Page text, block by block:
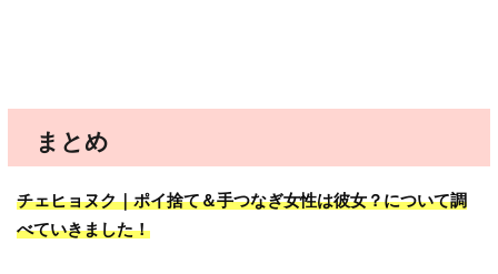
まとめ
チェヒョヌク｜ポイ捨て＆手つなぎ女性は彼女？について調
べていきました！